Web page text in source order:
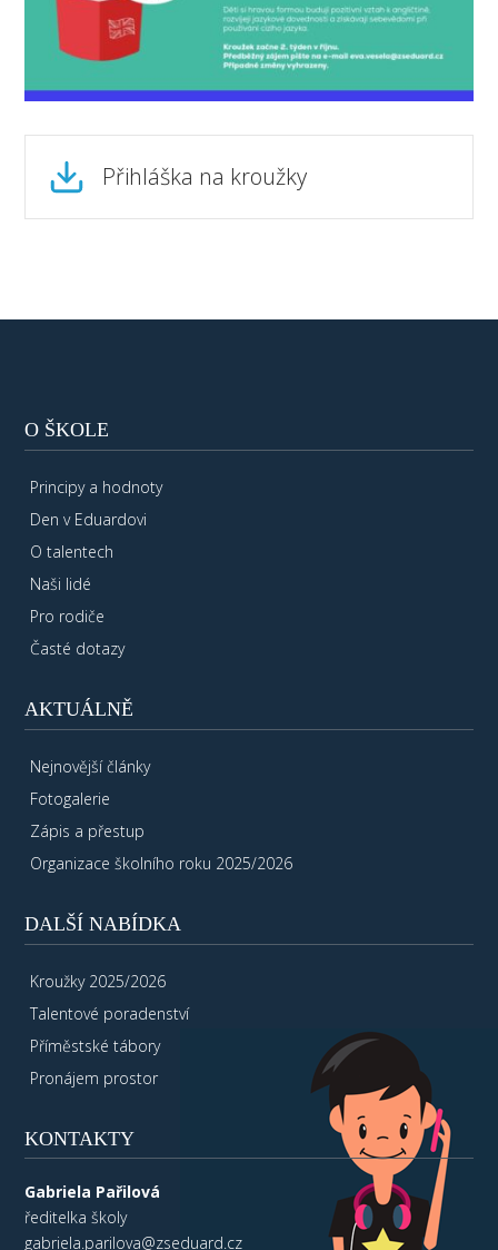
Přihláška na kroužky
O ŠKOLE
Principy a hodnoty
Den v Eduardovi
O talentech
Naši lidé
Pro rodiče
Časté dotazy
AKTUÁLNĚ
Nejnovější články
Fotogalerie
Zápis a přestup
Organizace školního roku 2025/2026
DALŠÍ NABÍDKA
Kroužky 2025/2026
Talentové poradenství
Příměstské tábory
Pronájem prostor
KONTAKTY
Gabriela Pařilová
ředitelka školy
gabriela.parilova@zseduard.cz